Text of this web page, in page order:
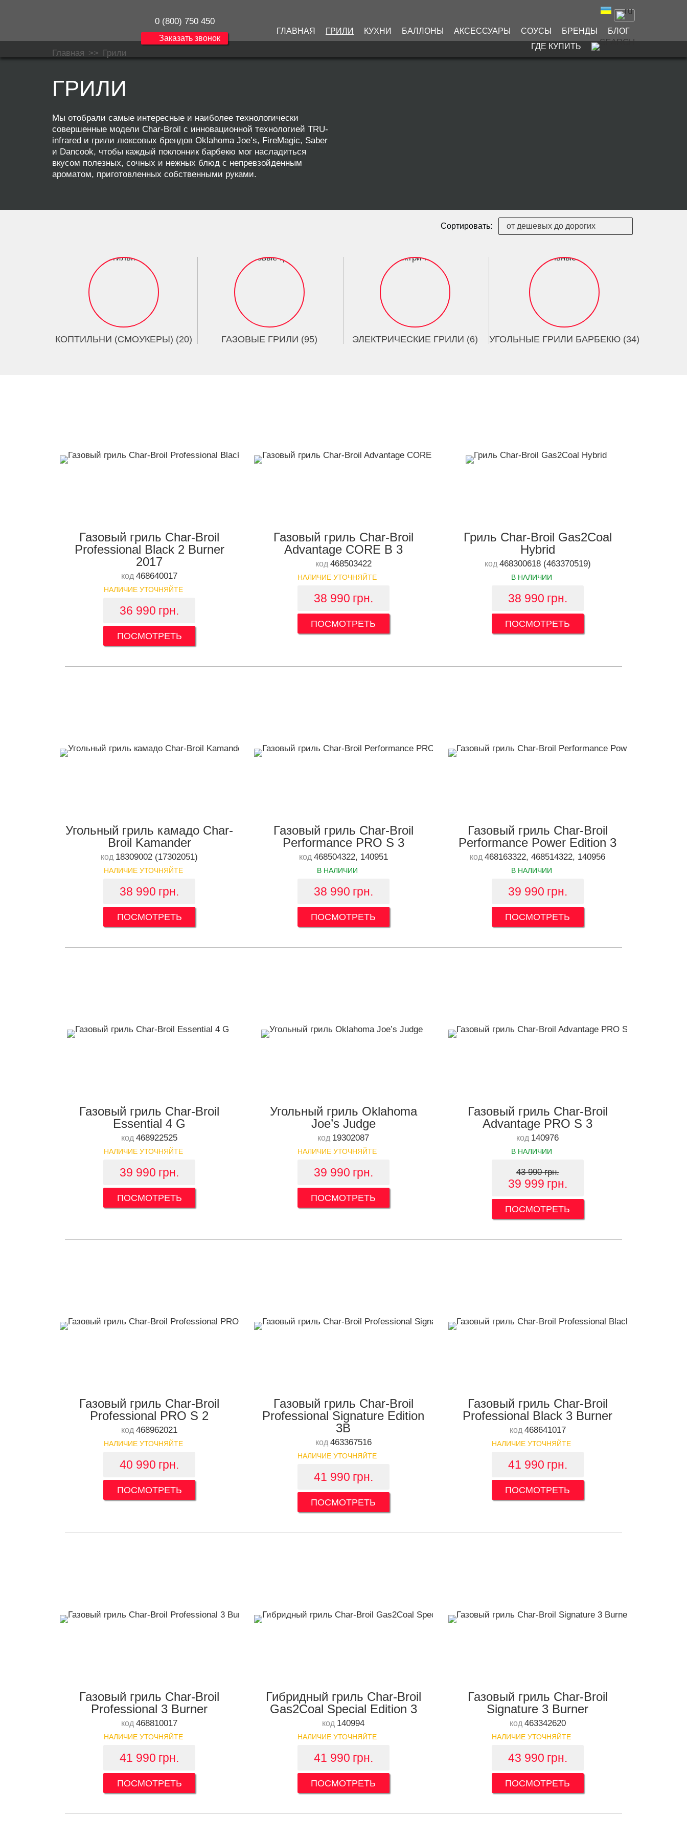
0 (800) 750 450
Заказать звонок
ГЛАВНАЯ ГРИЛИ КУХНИ БАЛЛОНЫ АКСЕССУАРЫ СОУСЫ БРЕНДЫ
БЛОГ
ГДЕ КУПИТЬ
Главная >> Грили
ГРИЛИ
Мы отобрали самые интересные и наиболее технологически
совершенные модели Char-Broil с инновационной технологией TRU-
infrared и грили люксовых брендов Oklahoma Joe’s, FireMagic, Saber
и Dancook, чтобы каждый поклонник барбекю мог насладиться
вкусом полезных, сочных и нежных блюд с непревзойденным
ароматом, приготовленных собственными руками.
Сортировать:
КОПТИЛЬНИ (СМОУКЕРЫ) (20) ГАЗОВЫЕ ГРИЛИ (95) ЭЛЕКТРИЧЕСКИЕ ГРИЛИ (6) УГОЛЬНЫЕ ГРИЛИ БАРБЕКЮ (34)
Газовый гриль Char-Broil
Professional Black 2 Burner
2017
код468640017
НАЛИЧИЕ УТОЧНЯЙТЕ
36 990 грн.
ПОСМОТРЕТЬ
Газовый гриль Char-Broil
Advantage CORE B 3
код 468503422
НАЛИЧИЕ УТОЧНЯЙТЕ
38 990 грн.
ПОСМОТРЕТЬ
Гриль Char-Broil Gas2Coal
Hybrid
код 468300618 (463370519)
В НАЛИЧИИ
38 990 грн.
ПОСМОТРЕТЬ
Угольный гриль камадо Char-
Broil Kamander
код 18309002 (17302051)
НАЛИЧИЕ УТОЧНЯЙТЕ
38 990 грн.
ПОСМОТРЕТЬ
Газовый гриль Char-Broil
Performance PRO S 3
код 468504322, 140951
В НАЛИЧИИ
38 990 грн.
ПОСМОТРЕТЬ
Газовый гриль Char-Broil
Performance Power Edition 3
код468163322, 468514322, 140956
В НАЛИЧИИ
39 990 грн.
ПОСМОТРЕТЬ
Газовый гриль Char-Broil
Essential 4 G
код468922525
НАЛИЧИЕ УТОЧНЯЙТЕ
39 990 грн.
ПОСМОТРЕТЬ
Угольный гриль Oklahoma
Joe’s Judge
код 19302087
НАЛИЧИЕ УТОЧНЯЙТЕ
39 990 грн.
ПОСМОТРЕТЬ
Газовый гриль Char-Broil
Advantage PRO S 3
код 140976
В НАЛИЧИИ
43 990 грн.
39 999 грн.
ПОСМОТРЕТЬ
Газовый гриль Char-Broil
Professional PRO S 2
код468962021
НАЛИЧИЕ УТОЧНЯЙТЕ
40 990 грн.
ПОСМОТРЕТЬ
Газовый гриль Char-Broil
Professional Signature Edition
3B
код 463367516
НАЛИЧИЕ УТОЧНЯЙТЕ
41 990 грн.
ПОСМОТРЕТЬ
Газовый гриль Char-Broil
Professional Black 3 Burner
код 468641017
НАЛИЧИЕ УТОЧНЯЙТЕ
41 990 грн.
ПОСМОТРЕТЬ
Газовый гриль Char-Broil
Professional 3 Burner
код468810017
НАЛИЧИЕ УТОЧНЯЙТЕ
41 990 грн.
ПОСМОТРЕТЬ
Гибридный гриль Char-Broil
Gas2Coal Special Edition 3
код 140994
НАЛИЧИЕ УТОЧНЯЙТЕ
41 990 грн.
ПОСМОТРЕТЬ
Газовый гриль Char-Broil
Signature 3 Burner
код 463342620
НАЛИЧИЕ УТОЧНЯЙТЕ
43 990 грн.
ПОСМОТРЕТЬ